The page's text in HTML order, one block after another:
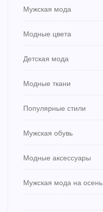
Мужская мода
Модные цвета
Детская мода
Модные ткани
Популярные стили
Мужская обувь
Модные аксессуары
Мужская мода на осень